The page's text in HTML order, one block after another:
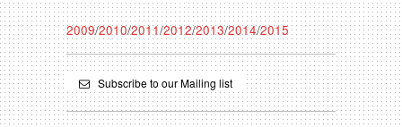
2009/2010/2011/2012/2013/2014/2015
Subscribe to our Mailing list